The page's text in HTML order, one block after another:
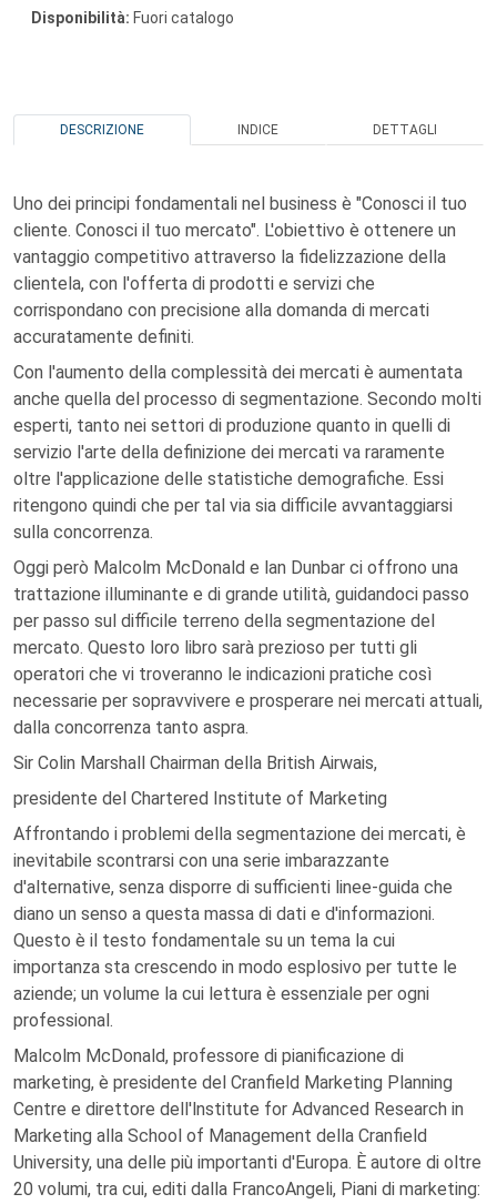
Disponibilità: Fuori catalogo
DESCRIZIONE INDICE DETTAGLI
Uno dei principi fondamentali nel business è "Conosci il tuo
cliente. Conosci il tuo mercato". L'obiettivo è ottenere un
vantaggio competitivo attraverso la fidelizzazione della
clientela, con l'offerta di prodotti e servizi che
corrispondano con precisione alla domanda di mercati
accuratamente definiti.
Con l'aumento della complessità dei mercati è aumentata
anche quella del processo di segmentazione. Secondo molti
esperti, tanto nei settori di produzione quanto in quelli di
servizio l'arte della definizione dei mercati va raramente
oltre l'applicazione delle statistiche demografiche. Essi
ritengono quindi che per tal via sia difficile avvantaggiarsi
sulla concorrenza.
Oggi però Malcolm McDonald e lan Dunbar ci offrono una
trattazione illuminante e di grande utilità, guidandoci passo
per passo sul difficile terreno della segmentazione del
mercato. Questo loro libro sarà prezioso per tutti gli
operatori che vi troveranno le indicazioni pratiche così
necessarie per sopravvivere e prosperare nei mercati attuali,
dalla concorrenza tanto aspra.
Sir Colin Marshall Chairman della British Airwais,
presidente del Chartered Institute of Marketing
Affrontando i problemi della segmentazione dei mercati, è
inevitabile scontrarsi con una serie imbarazzante
d'alternative, senza disporre di sufficienti linee-guida che
diano un senso a questa massa di dati e d'informazioni.
Questo è il testo fondamentale su un tema la cui
importanza sta crescendo in modo esplosivo per tutte le
aziende; un volume la cui lettura è essenziale per ogni
professional.
Malcolm McDonald, professore di pianificazione di
marketing, è presidente del Cranfield Marketing Planning
Centre e direttore dell'lnstitute for Advanced Research in
Marketing alla School of Management della Cranfield
University, una delle più importanti d'Europa. È autore di oltre
20 volumi, tra cui, editi dalla FrancoAngeli, Piani di marketing: